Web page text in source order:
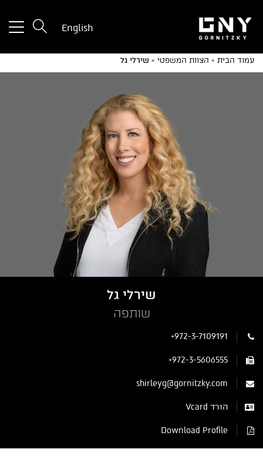
English
עמוד הבית » הצוות המשפטי » שירלי גל
שירלי גל
שותפה
+972-3-7109191
+972-3-5606555
shirleyg@gornitzky.com
הורד Vcard
Download Profile